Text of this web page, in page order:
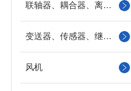
联轴器、耦合器、离合器
变送器、传感器、继电器
风机